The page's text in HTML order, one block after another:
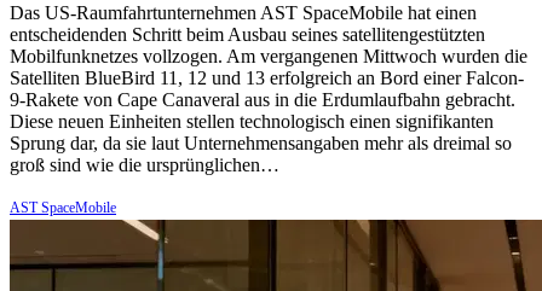
Das US-Raumfahrtunternehmen AST SpaceMobile hat einen
entscheidenden Schritt beim Ausbau seines satellitengestützten
Mobilfunknetzes vollzogen. Am vergangenen Mittwoch wurden die
Satelliten BlueBird 11, 12 und 13 erfolgreich an Bord einer Falcon-
9-Rakete von Cape Canaveral aus in die Erdumlaufbahn gebracht.
Diese neuen Einheiten stellen technologisch einen signifikanten
Sprung dar, da sie laut Unternehmensangaben mehr als dreimal so
groß sind wie die ursprünglichen…
AST SpaceMobile